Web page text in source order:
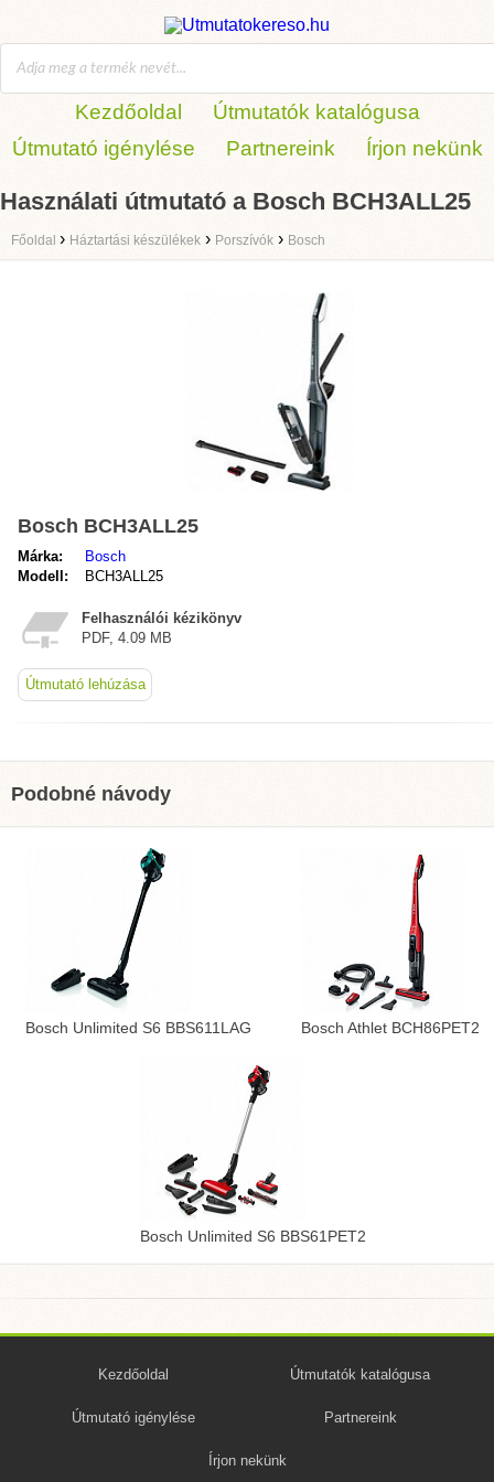
Kezdőoldal
Útmutatók katalógusa
Útmutató igénylése
Partnereink Írjon nekünk
Használati útmutató a Bosch BCH3ALL25
Főoldal › Háztartási készülékek › Porszívók › Bosch
Bosch BCH3ALL25
Márka:
Bosch
Modell:
BCH3ALL25
Felhasználói kézikönyv
PDF, 4.09 MB
Útmutató lehúzása
Podobné návody
Bosch Unlimited S6 BBS611LAG Bosch Athlet BCH86PET2
Bosch Unlimited S6 BBS61PET2
Kezdőoldal Útmutatók katalógusa
Útmutató igénylése Partnereink
Írjon nekünk